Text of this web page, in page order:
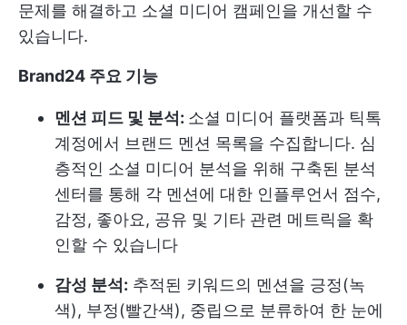
문제를 해결하고 소셜 미디어 캠페인을 개선할 수
있습니다.
Brand24 주요 기능
멘션 피드 및 분석: 소셜 미디어 플랫폼과 틱톡
계정에서 브랜드 멘션 목록을 수집합니다. 심
층적인 소셜 미디어 분석을 위해 구축된 분석
센터를 통해 각 멘션에 대한 인플루언서 점수,
감정, 좋아요, 공유 및 기타 관련 메트릭을 확
인할 수 있습니다
감성 분석: 추적된 키워드의 멘션을 긍정(녹
색), 부정(빨간색), 중립으로 분류하여 한 눈에